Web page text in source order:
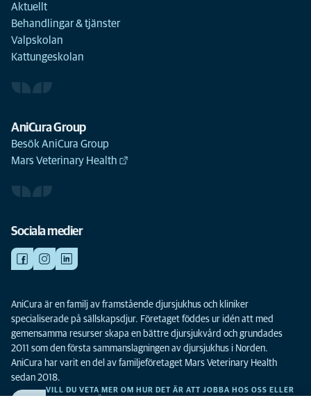
Aktuellt
Behandlingar & tjänster
Valpskolan
Kattungeskolan
AniCura Group
Besök AniCura Group
Mars Veterinary Health
Sociala medier
AniCura är en familj av framstående djursjukhus och kliniker
specialiserade på sällskapsdjur. Företaget föddes ur idén att med
gemensamma resurser skapa en bättre djursjukvård och grundades
2011 som den första sammanslagningen av djursjukhus i Norden.
AniCura har varit en del av familjeföretaget Mars Veterinary Health
sedan 2018.
VILL DU VETA MER OM HUR DET ÄR ATT JOBBA HOS OSS ELLER